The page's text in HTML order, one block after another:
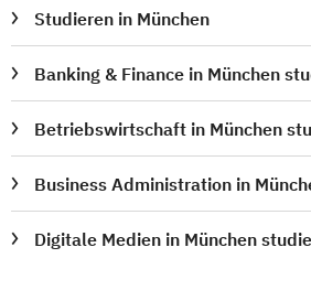
Studieren in München
Banking & Finance in München
Betriebswirtschaft in München
Business Administration in
Digitale Medien in München